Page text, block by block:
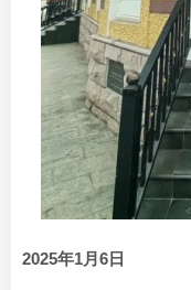
2025年1月6日